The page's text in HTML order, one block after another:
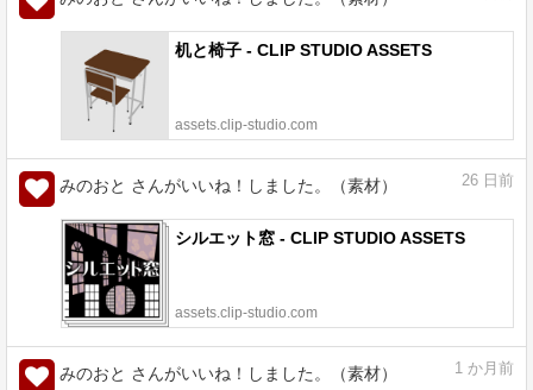
机と椅子 - CLIP STUDIO ASSETS
assets.clip-studio.com
みのおと さんがいいね！しました。（素材） 26 日前
シルエット窓 - CLIP STUDIO ASSETS
assets.clip-studio.com
みのおと さんがいいね！しました。（素材） 1 か月前